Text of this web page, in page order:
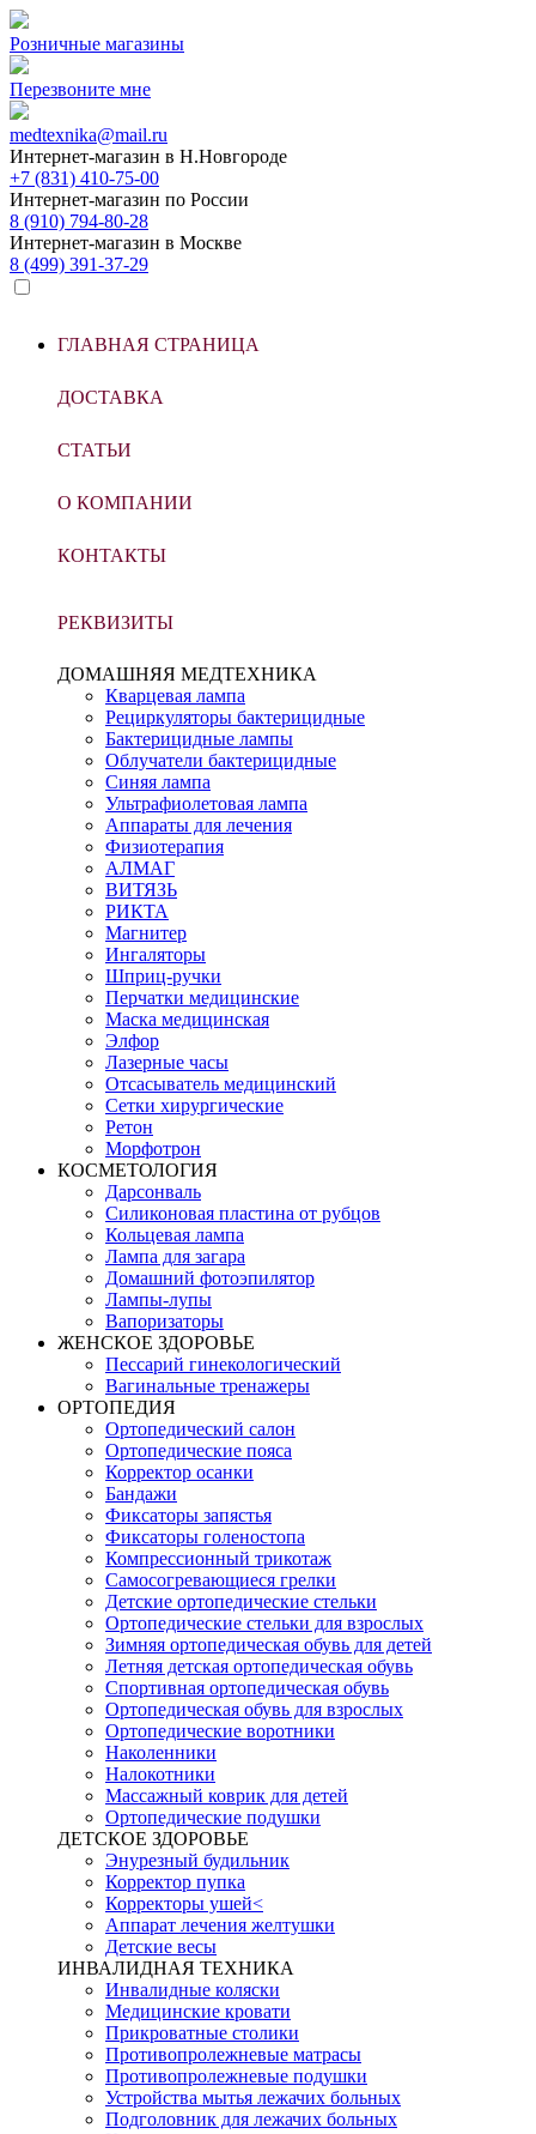
Розничные магазины
Перезвоните мне
medtexnika@mail.ru
Интернет-магазин в Н.Новгороде
+7 (831) 410-75-00
Интернет-магазин по России
8 (910) 794-80-28
Интернет-магазин в Москве
8 (499) 391-37-29
ГЛАВНАЯ СТРАНИЦА
ДОСТАВКА
СТАТЬИ
О КОМПАНИИ
КОНТАКТЫ
РЕКВИЗИТЫ
ДОМАШНЯЯ МЕДТЕХНИКА
Кварцевая лампа
Рециркуляторы бактерицидные
Бактерицидные лампы
Облучатели бактерицидные
Синяя лампа
Ультрафиолетовая лампа
Аппараты для лечения
Физиотерапия
АЛМАГ
ВИТЯЗЬ
РИКТА
Магнитер
Ингаляторы
Шприц-ручки
Перчатки медицинские
Маска медицинская
Элфор
Лазерные часы
Отсасыватель медицинский
Сетки хирургические
Ретон
Морфотрон
КОСМЕТОЛОГИЯ
Дарсонваль
Силиконовая пластина от рубцов
Кольцевая лампа
Лампа для загара
Домашний фотоэпилятор
Лампы-лупы
Вапоризаторы
ЖЕНСКОЕ ЗДОРОВЬЕ
Пессарий гинекологический
Вагинальные тренажеры
ОРТОПЕДИЯ
Ортопедический салон
Ортопедические пояса
Корректор осанки
Бандажи
Фиксаторы запястья
Фиксаторы голеностопа
Компрессионный трикотаж
Самосогревающиеся грелки
Детские ортопедические стельки
Ортопедические стельки для взрослых
Зимняя ортопедическая обувь для детей
Летняя детская ортопедическая обувь
Спортивная ортопедическая обувь
Ортопедическая обувь для взрослых
Ортопедические воротники
Наколенники
Налокотники
Массажный коврик для детей
Ортопедические подушки
ДЕТСКОЕ ЗДОРОВЬЕ
Энурезный будильник
Корректор пупка
Корректоры ушей<
Аппарат лечения желтушки
Детские весы
ИНВАЛИДНАЯ ТЕХНИКА
Инвалидные коляски
Медицинские кровати
Прикроватные столики
Противопролежневые матрасы
Противопролежневые подушки
Устройства мытья лежачих больных
Подголовник для лежачих больных